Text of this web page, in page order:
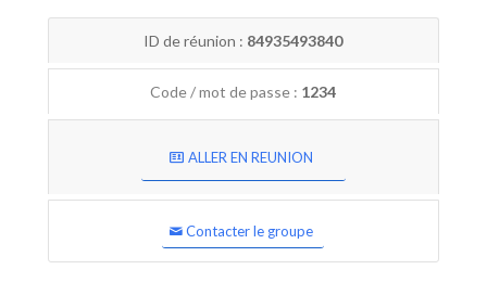
ID de réunion : 84935493840
Code / mot de passe : 1234
ALLER EN REUNION
Contacter le groupe